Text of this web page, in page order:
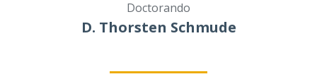
Doctorando
D. Thorsten Schmude